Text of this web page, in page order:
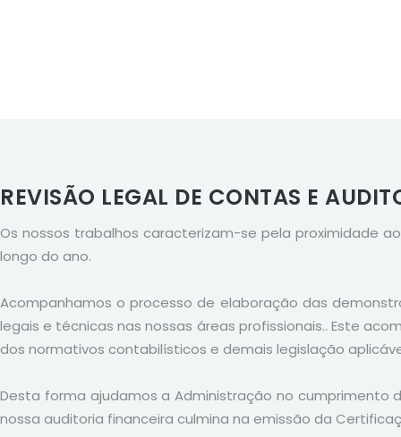
REVISÃO LEGAL DE CONTAS E
Os nossos trabalhos caracterizam-se pela proximidade
longo do ano.
Acompanhamos o processo de elaboração das
legais e técnicas nas nossas áreas profissionais.. Este
dos normativos contabilísticos e demais legislação
Desta forma ajudamos a Administração no cumprimento
nossa auditoria financeira culmina na emissão da